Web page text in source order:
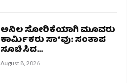
ಅನಿಲ ಸೋರಿಕೆಯಾಗಿ ಮೂವರು
ಕಾರ್ಮಿಕರು ಸಾ*ವು: ಸಂತಾಪ
ಸೂಚಿಸಿದ...
August 8, 2026